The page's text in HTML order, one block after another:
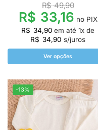
R$49,90
R$ 33,16 no PIX
R$ 34,90 em até 1x de
R$ 34,90 s/juros
Ver opções
-13%